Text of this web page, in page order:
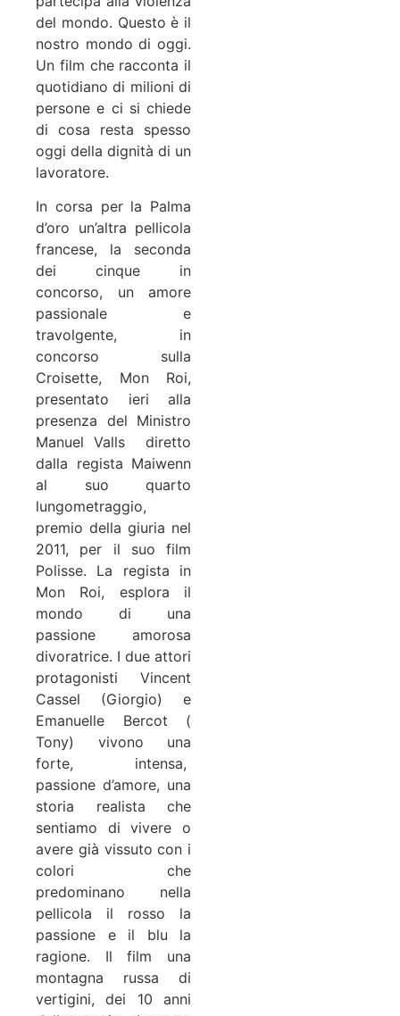
del mondo. Questo è il
nostro mondo di oggi.
Un film che racconta il
quotidiano di milioni di
persone e ci si chiede
di cosa resta spesso
oggi della dignità di un
lavoratore.
In corsa per la Palma
d’oro un’altra pellicola
francese, la seconda
dei cinque in
concorso, un amore
passionale e
travolgente, in
concorso sulla
Croisette, Mon Roi,
presentato ieri alla
presenza del Ministro
Manuel Valls diretto
dalla regista Maiwenn
al suo quarto
lungometraggio,
premio della giuria nel
2011, per il suo film
Polisse. La regista in
Mon Roi, esplora il
mondo di una
passione amorosa
divoratrice. I due attori
protagonisti Vincent
Cassel (Giorgio) e
Emanuelle Bercot (
Tony) vivono una
forte, intensa,
passione d’amore, una
storia realista che
sentiamo di vivere o
avere già vissuto con i
colori che
predominano nella
pellicola il rosso la
passione e il blu la
ragione. Il film una
montagna russa di
vertigini, dei 10 anni